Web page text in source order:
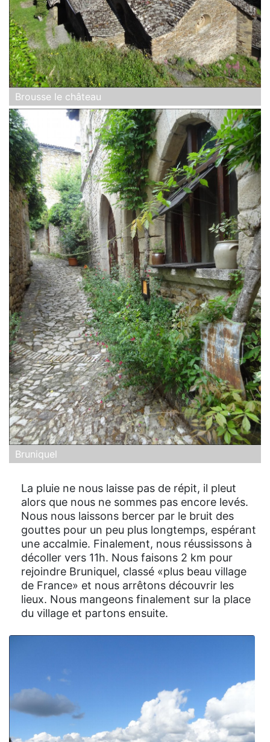
Brousse le château
Bruniquel
La pluie ne nous laisse pas de répit, il pleut
alors que nous ne sommes pas encore levés.
Nous nous laissons bercer par le bruit des
gouttes pour un peu plus longtemps, espérant
une accalmie. Finalement, nous réussissons à
décoller vers 11h. Nous faisons 2 km pour
rejoindre Bruniquel, classé «plus beau village
de France» et nous arrêtons découvrir les
lieux. Nous mangeons finalement sur la place
du village et partons ensuite.